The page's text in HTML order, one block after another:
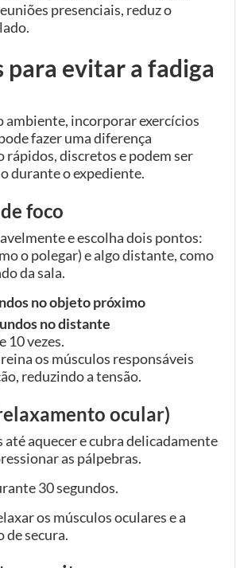
presenciais, reduz o
para evitar a fadiga
ambiente, incorporar exercícios
fazer uma diferença
rápidos, discretos e podem ser
durante o expediente.
foco
e escolha dois pontos:
o polegar) e algo distante, como
da sala.
no objeto próximo
no distante
10 vezes.
os músculos responsáveis
reduzindo a tensão.
ocular)
até aquecer e cubra delicadamente
as pálpebras.
30 segundos.
os músculos oculares e a
de secura.